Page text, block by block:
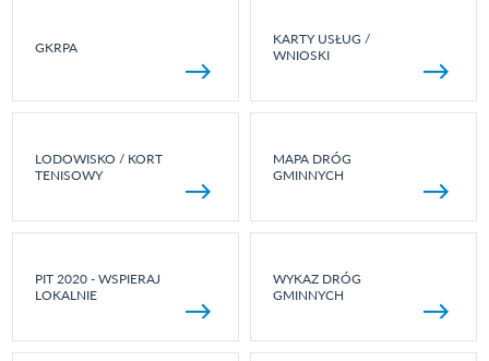
GKRPA
KARTY USŁUG /
WNIOSKI
LODOWISKO / KORT
TENISOWY
MAPA DRÓG
GMINNYCH
PIT 2020 - WSPIERAJ
LOKALNIE
WYKAZ DRÓG
GMINNYCH